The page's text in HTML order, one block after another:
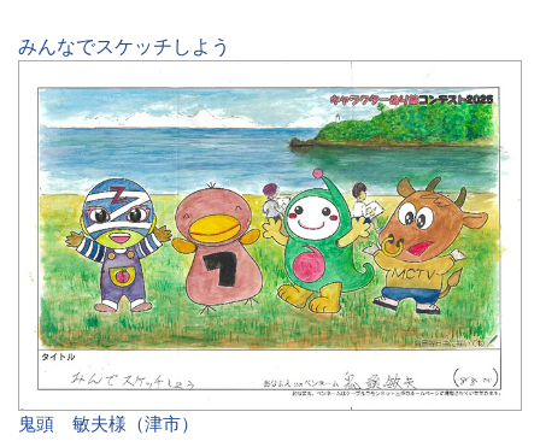
みんなでスケッチしよう
鬼頭 敏夫様（津市）